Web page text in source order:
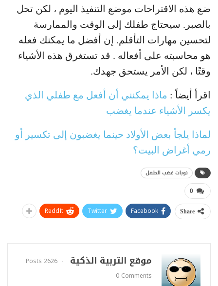
ضع هذه الاقتراحات موضع التنفيذ اليوم ، لكن تحل
بالصبر. سيحتاج طفلك إلى الوقت والممارسة
لتحسين مهارات التأقلم. إن أفضل ما يمكنك فعله
هو محاسبته على أفعاله . قد تستغرق هذه الأشياء
وقتًا ، لكن الأمر يستحق جهدك.
اقرأ أيضاً : ماذا يمكنني أن أفعل مع طفلي الذي
يكسر الأشياء عندما يغضب
لماذا يلجأ بعض الأولاد حينما يغضبون إلى تكسير أو
رمي أغراض البيت؟
نوبات غضب الطفل
0
Share
Facebook
Twitter
ReddIt
موقع التربية الذكية
2626 Posts
0 Comments